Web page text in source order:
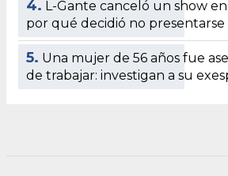
4. L-Gante canceló un show
por qué decidió no presentarse
5. Una mujer de 56 años fue
de trabajar: investigan a su